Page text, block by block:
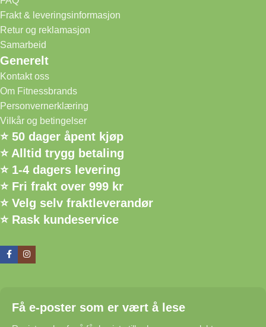
Frakt & leveringsinformasjon
Retur og reklamasjon
Samarbeid
Generelt
Kontakt oss
Om Fitnessbrands
Personvernerklæring
Vilkår og betingelser
⭐ 50 dager åpent kjøp
⭐ Alltid trygg betaling
⭐ 1-4 dagers levering
⭐ Fri frakt over 999 kr
⭐ Velg selv fraktleverandør
⭐ Rask kundeservice
Få e-poster som er vært å lese